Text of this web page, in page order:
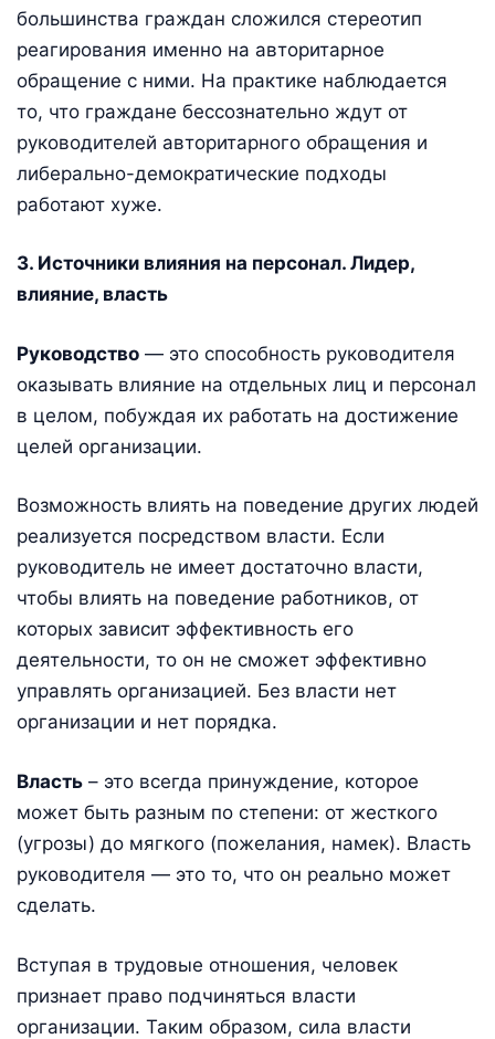
большинства граждан сложился стереотип
реагирования именно на авторитарное
обращение с ними. На практике наблюдается
то, что граждане бессознательно ждут от
руководителей авторитарного обращения и
либерально-демократические подходы
работают хуже.
3. Источники влияния на персонал. Лидер,
влияние, власть
Руководство — это способность руководителя
оказывать влияние на отдельных лиц и персонал
в целом, побуждая их работать на достижение
целей организации.
Возможность влиять на поведение других людей
реализуется посредством власти. Если
руководитель не имеет достаточно власти,
чтобы влиять на поведение работников, от
которых зависит эффективность его
деятельности, то он не сможет эффективно
управлять организацией. Без власти нет
организации и нет порядка.
Власть – это всегда принуждение, которое
может быть разным по степени: от жесткого
(угрозы) до мягкого (пожелания, намек). Власть
руководителя — это то, что он реально может
сделать.
Вступая в трудовые отношения, человек
признает право подчиняться власти
организации. Таким образом, сила власти